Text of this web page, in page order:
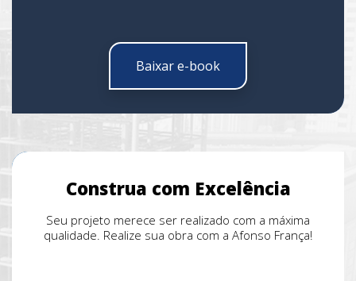
Baixar e-book
Construa com Excelência
Seu projeto merece ser realizado com a máxima
qualidade. Realize sua obra com a Afonso França!